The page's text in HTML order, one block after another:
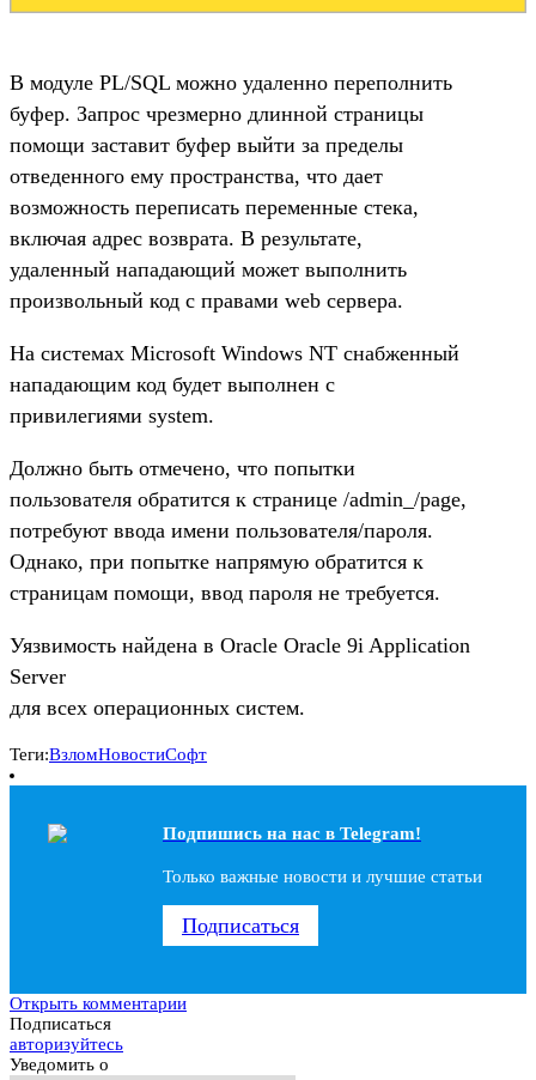
В модуле PL/SQL можно удаленно переполнить
буфер. Запрос чрезмерно длинной страницы
помощи заставит буфер выйти за пределы
отведенного ему пространства, что дает
возможность переписать переменные стека,
включая адрес возврата. В результате,
удаленный нападающий может выполнить
произвольный код с правами web сервера.
На системах Microsoft Windows NT снабженный
нападающим код будет выполнен с
привилегиями system.
Должно быть отмечено, что попытки
пользователя обратится к странице /admin_/page,
потребуют ввода имени пользователя/пароля.
Однако, при попытке напрямую обратится к
страницам помощи, ввод пароля не требуется.
Уязвимость найдена в Oracle Oracle 9i Application
Server
для всех операционных систем.
Теги:ВзломНовостиСофт
Подпишись на наc в Telegram!
Только важные новости и лучшие статьи
Подписаться
Открыть комментарии
Подписаться
авторизуйтесь
Уведомить о